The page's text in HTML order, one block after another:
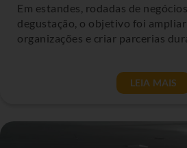
Em estandes, rodadas de
degustação, o objetivo foi
organizações e criar parcerias
LEIA MAIS